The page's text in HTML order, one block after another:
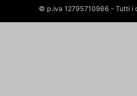
© p.iva 12795710966 - Tutti i